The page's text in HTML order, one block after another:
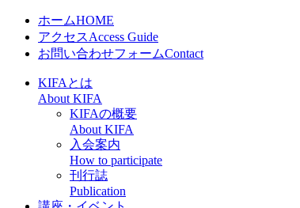
ホームHOME
アクセスAccess Guide
お問い合わせフォームContact
KIFAとは
About KIFA
KIFAの概要
About KIFA
入会案内
How to participate
刊行誌
Publication